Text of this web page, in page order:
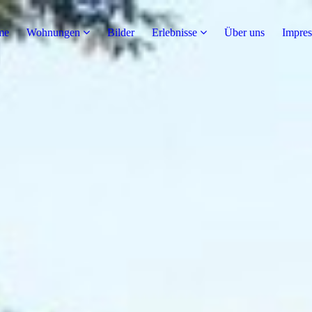
Wohnungen Bilder Erlebnisse Über uns